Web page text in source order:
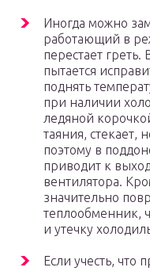
Иногда можно
работающий в
перестает
пытается
поднять
при наличии
ледяной
таяния, стекает,
поэтому в
приводит к
вентилятора.
значительно
теплообменник,
и утечку
Если учесть, что